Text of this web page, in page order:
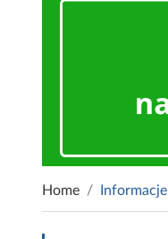
Home Informacje